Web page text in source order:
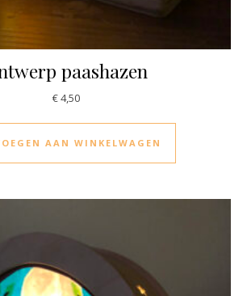
paashazen
€4,50
AAN WINKELWAGEN